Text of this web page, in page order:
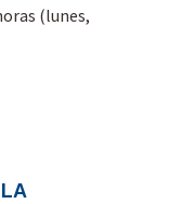
(lunes,